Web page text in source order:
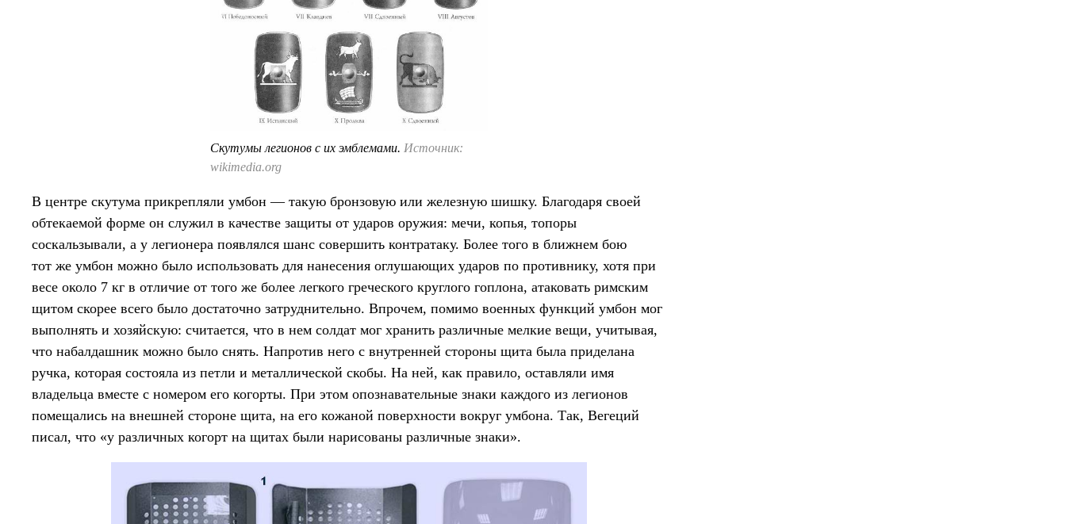
Скутумы легионов с их эмблемами. Источник:
wikimedia.org
В центре скутума прикрепляли умбон — такую бронзовую или железную шишку. Благодаря своей
обтекаемой форме он служил в качестве защиты от ударов оружия: мечи, копья, топоры
соскальзывали, а у легионера появлялся шанс совершить контратаку. Более того в ближнем бою
тот же умбон можно было использовать для нанесения оглушающих ударов по противнику, хотя при
весе около 7 кг в отличие от того же более легкого греческого круглого гоплона, атаковать римским
щитом скорее всего было достаточно затруднительно. Впрочем, помимо военных функций умбон мог
выполнять и хозяйскую: считается, что в нем солдат мог хранить различные мелкие вещи, учитывая,
что набалдашник можно было снять. Напротив него с внутренней стороны щита была приделана
ручка, которая состояла из петли и металлической скобы. На ней, как правило, оставляли имя
владельца вместе с номером его когорты. При этом опознавательные знаки каждого из легионов
помещались на внешней стороне щита, на его кожаной поверхности вокруг умбона. Так, Вегеций
писал, что «у различных когорт на щитах были нарисованы различные знаки».